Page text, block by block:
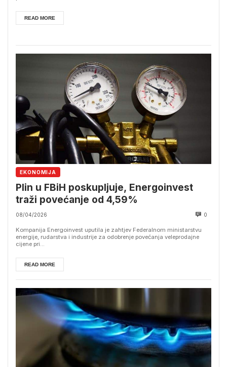
READ MORE
EKONOMIJA
Plin u FBiH poskupljuje, Energoinvest
traži povećanje od 4,59%
08/04/2026 0
Kompanija Energoinvest uputila je zahtjev Federalnom ministarstvu
energije, rudarstva i industrije za odobrenje povećanja veleprodajne
cijene pri...
READ MORE